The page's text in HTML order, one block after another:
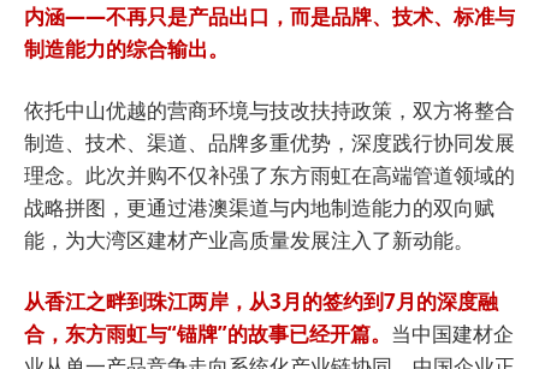
内涵——不再只是产品出口，而是品牌、技术、标准与
制造能力的综合输出。
依托中山优越的营商环境与技改扶持政策，双方将整合
制造、技术、渠道、品牌多重优势，深度践行协同发展
理念。此次并购不仅补强了东方雨虹在高端管道领域的
战略拼图，更通过港澳渠道与内地制造能力的双向赋
能，为大湾区建材产业高质量发展注入了新动能。
从香江之畔到珠江两岸，从3月的签约到7月的深度融
合，东方雨虹与“锚牌”的故事已经开篇。 当中国建材企